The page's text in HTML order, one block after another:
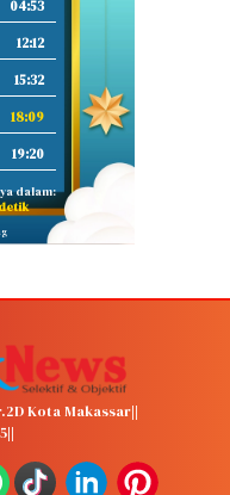
04:53
12:12
15:32
18:09
19:20
dalam:
Kota Makassar||